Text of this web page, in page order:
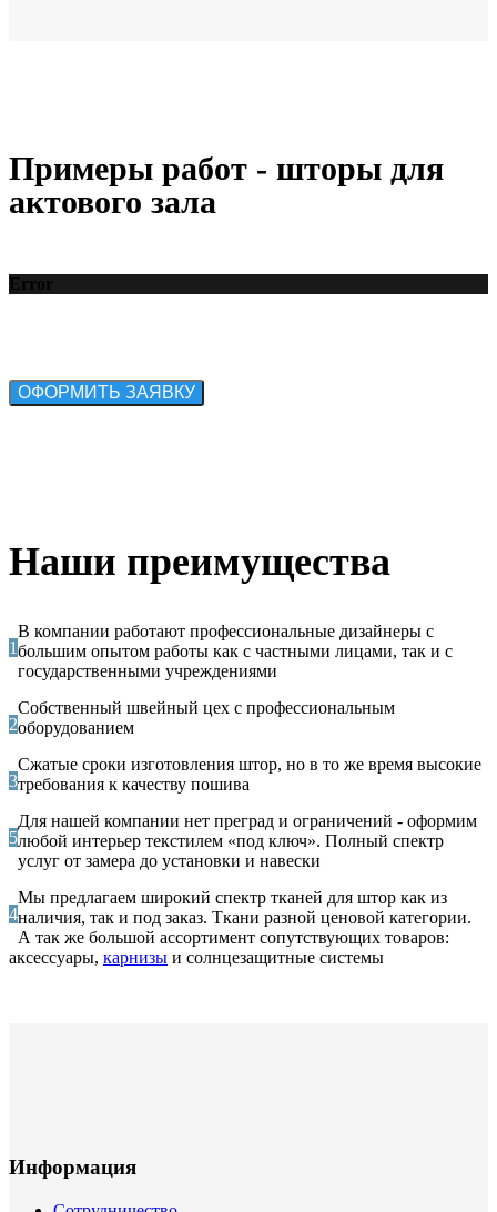
Примеры работ - шторы для
актового зала
Error
Наши преимущества
1
В компании работают профессиональные дизайнеры с
большим опытом работы как с частными лицами, так и с
государственными учреждениями
2
Собственный швейный цех с профессиональным
оборудованием
3
Сжатые сроки изготовления штор, но в то же время высокие
требования к качеству пошива
5
Для нашей компании нет преград и ограничений - оформим
любой интерьер текстилем «под ключ». Полный спектр
услуг от замера до установки и навески
4
Мы предлагаем широкий спектр тканей для штор как из
наличия, так и под заказ. Ткани разной ценовой категории.
А так же большой ассортимент сопутствующих товаров:
аксессуары, карнизы и солнцезащитные системы
Информация